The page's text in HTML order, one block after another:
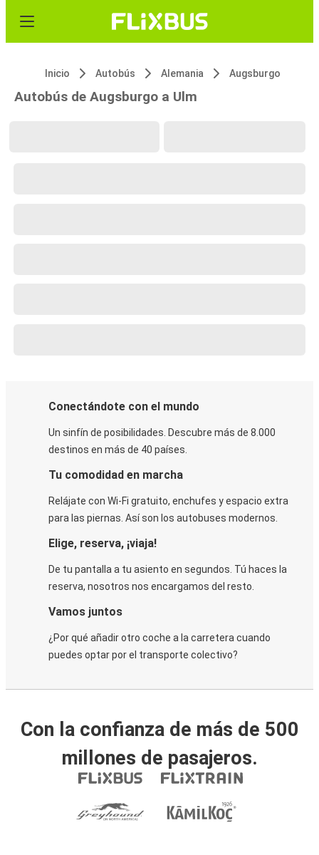
Inicio Autobús Alemania Augsburgo
Autobús de Augsburgo a Ulm
Conectándote con el mundo
Un sinfín de posibilidades. Descubre más de 8.000
destinos en más de 40 países.
Tu comodidad en marcha
Relájate con Wi-Fi gratuito, enchufes y espacio extra
para las piernas. Así son los autobuses modernos.
Elige, reserva, ¡viaja!
De tu pantalla a tu asiento en segundos. Tú haces la
reserva, nosotros nos encargamos del resto.
Vamos juntos
¿Por qué añadir otro coche a la carretera cuando
puedes optar por el transporte colectivo?
Con la confianza de más de 500
millones de pasajeros.